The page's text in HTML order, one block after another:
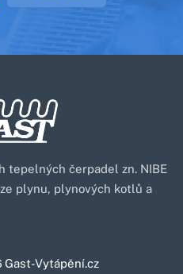
tepelných čerpadel zn. NIBE
plynu, plynových kotlů a
Gast-Vytápění.cz